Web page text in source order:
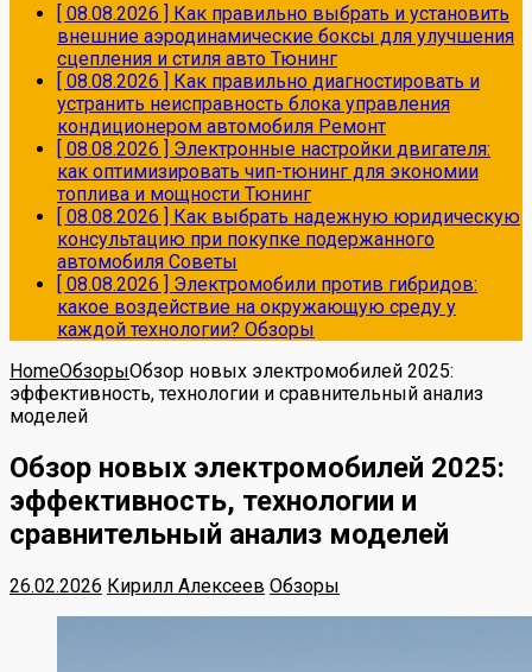
[ 08.08.2026 ] Как правильно выбрать и установить
внешние аэродинамические боксы для улучшения
сцепления и стиля авто Тюнинг
[ 08.08.2026 ] Как правильно диагностировать и
устранить неисправность блока управления
кондиционером автомобиля Ремонт
[ 08.08.2026 ] Электронные настройки двигателя:
как оптимизировать чип-тюнинг для экономии
топлива и мощности Тюнинг
[ 08.08.2026 ] Как выбрать надежную юридическую
консультацию при покупке подержанного
автомобиля Советы
[ 08.08.2026 ] Электромобили против гибридов:
какое воздействие на окружающую среду у
каждой технологии? Обзоры
HomeОбзорыОбзор новых электромобилей 2025:
эффективность, технологии и сравнительный анализ
моделей
Обзор новых электромобилей 2025:
эффективность, технологии и
сравнительный анализ моделей
26.02.2026 Кирилл Алексеев Обзоры